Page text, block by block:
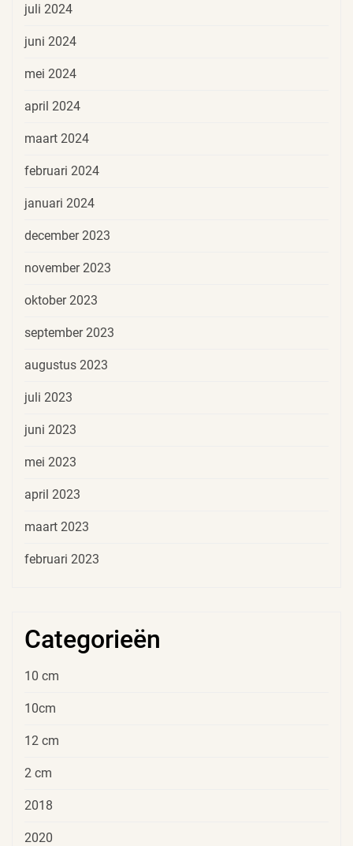
juli 2024
juni 2024
mei 2024
april 2024
maart 2024
februari 2024
januari 2024
december 2023
november 2023
oktober 2023
september 2023
augustus 2023
juli 2023
juni 2023
mei 2023
april 2023
maart 2023
februari 2023
Categorieën
10 cm
10cm
12 cm
2 cm
2018
2020